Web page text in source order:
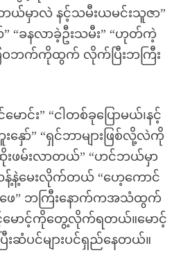
ယ်မှာလဲ နင့်သမီးယမင်းသူဇာ”
“ခနလာခဲ့ဦးသမီး” “ဟုတ်ကဲ့
ြံဝဘက်ကိုထွက် လိုက်ပြီးဘကြီး
ာင်း” “ငါတစ်ခုပြောမယ်၊နင့်
ော်” “ရှင်ဘာများဖြစ်လို့လဲကို
ဆိုးဖမ်းလာတယ်” “ဟင်ဘယ်မှာ
မေးလိုက်တယ် “ဟေ့ကောင်
ေ” ဘကြီးနောက်ကအသံထွက်
မောင့်ကိုတွေ့လိုက်ရတယ်။မောင့်
းဆံပင်များပင်ရှည်နေတယ်။